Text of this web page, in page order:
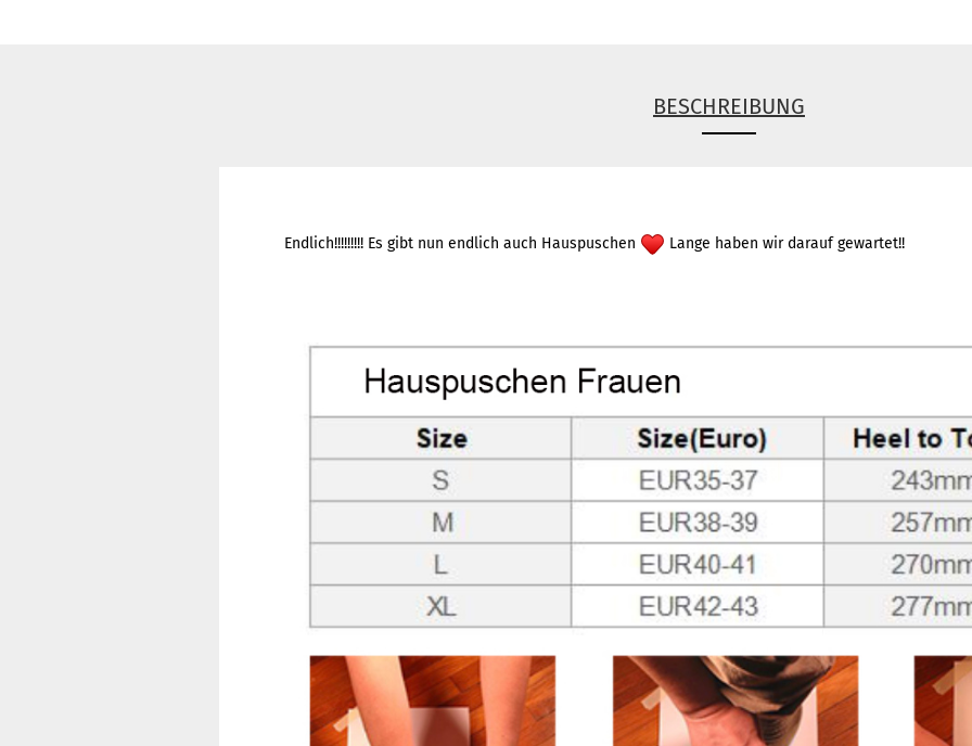
BESCHREIBUNG
Endlich!!!!!!!!! Es gibt nun endlich auch Hauspuschen Lange haben wir darauf gewartet!!